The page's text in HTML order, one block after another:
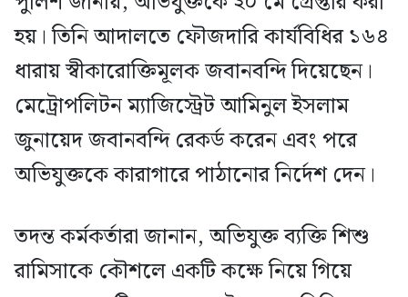
হয়। তিনি আদালতে ফৌজদারি কার্যবিধির ১৬৪
ধারায় স্বীকারোক্তিমূলক জবানবন্দি দিয়েছেন।
মেট্রোপলিটন ম্যাজিস্ট্রেট আমিনুল ইসলাম
জুনায়েদ জবানবন্দি রেকর্ড করেন এবং পরে
অভিযুক্তকে কারাগারে পাঠানোর নির্দেশ দেন।
তদন্ত কর্মকর্তারা জানান, অভিযুক্ত ব্যক্তি শিশু
রামিসাকে কৌশলে একটি কক্ষে নিয়ে গিয়ে